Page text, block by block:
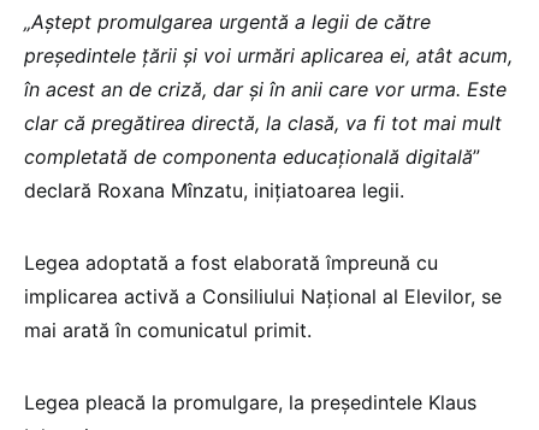
„Aștept promulgarea urgentă a legii de către
președintele țării și voi urmări aplicarea ei, atât acum,
în acest an de criză, dar și în anii care vor urma. Este
clar că pregătirea directă, la clasă, va fi tot mai mult
completată de componenta educațională digitală”
declară Roxana Mînzatu, inițiatoarea legii.
Legea adoptată a fost elaborată împreună cu
implicarea activă a Consiliului Național al Elevilor, se
mai arată în comunicatul primit.
Legea pleacă la promulgare, la președintele Klaus